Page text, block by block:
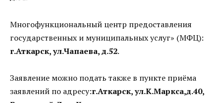
Многофункциональный центр предоставления
государственных и муниципальных услуг» (МФЦ):
г.Аткарск, ул.Чапаева, д.52.
Заявление можно подать также в пункте приёма
заявлений по адресу:г.Аткарск, ул.К.Маркса,д.40,